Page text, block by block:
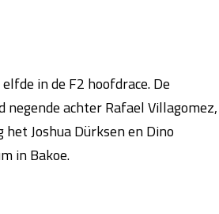
in de F2 hoofdrace. De
achter Rafael Villagomez,
Joshua Dürksen en Dino
in Bakoe.